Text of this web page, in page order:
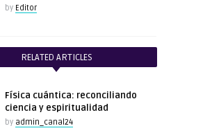
by Editor
RELATED ARTICLES
Física cuántica: reconciliando
ciencia y espiritualidad
by admin_canal24